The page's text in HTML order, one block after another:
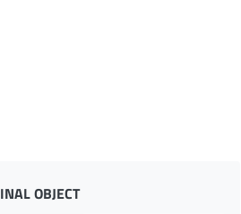
OBJECT